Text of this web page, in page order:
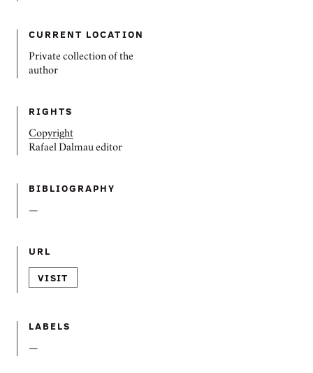
CURRENT LOCATION
Private collection of the
author
RIGHTS
Copyright
Rafael Dalmau editor
BIBLIOGRAPHY
—
URL
VISIT
LABELS
—